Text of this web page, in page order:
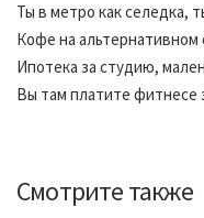
Ты в метро как селедка,
Кофе на альтернативном
Ипотека за студию,
Вы там платите фитнесе
Смотрите также